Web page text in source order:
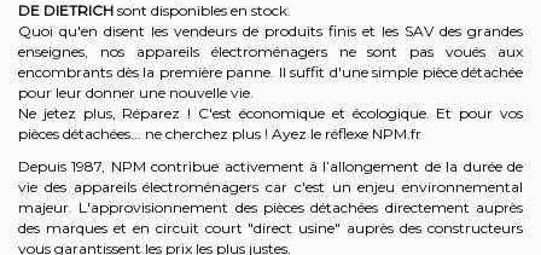
DE DIETRICH sont disponibles en stock.
Quoi qu'en disent les vendeurs de produits finis et les SAV des grandes
enseignes, nos appareils électroménagers ne sont pas voués aux
encombrants dès la première panne. Il suffit d'une simple pièce détachée
pour leur donner une nouvelle vie.
Ne jetez plus, Réparez ! C'est économique et écologique. Et pour vos
pièces détachées... ne cherchez plus ! Ayez le réflexe NPM.fr
Depuis 1987, NPM contribue activement à l’allongement de la durée de
vie des appareils électroménagers car c'est un enjeu environnemental
majeur. L'approvisionnement des pièces détachées directement auprès
des marques et en circuit court "direct usine" auprès des constructeurs
vous garantissent les prix les plus justes.